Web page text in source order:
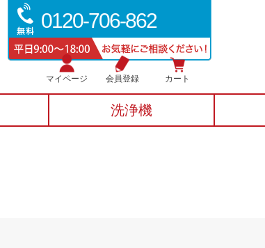
0120-706-862
マイページ 会員登録 カート
洗浄機